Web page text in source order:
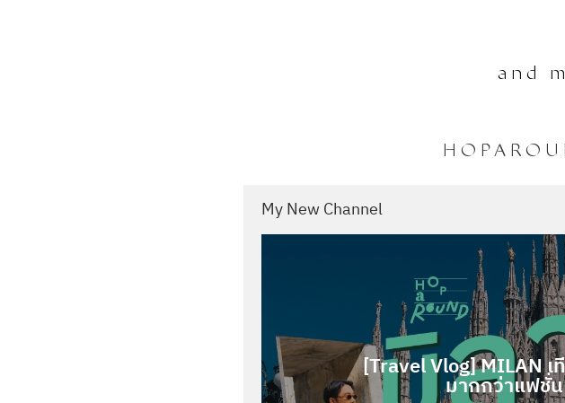
and
My New Channel
[Travel Vlog] MILAN เ
มากกว่าแฟชั่